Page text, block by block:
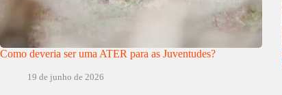
Como deveria ser uma ATER para as Juventudes?
19 de junho de 2026